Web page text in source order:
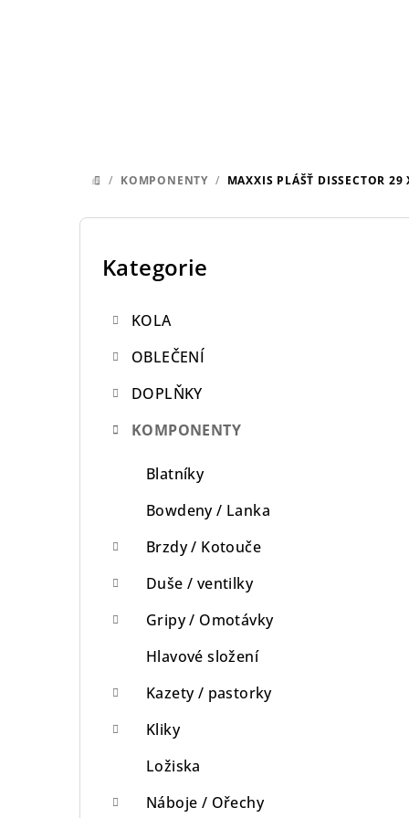
DOMŮ
/ KOMPONENTY / MAXXIS PLÁŠŤ DISSECTOR
P
Přeskočit
kategorie
Kategorie
KOLA
OBLEČENÍ
DOPLŇKY
KOMPONENTY
Blatníky
Bowdeny / Lanka
Brzdy / Kotouče
Duše / ventilky
Gripy / Omotávky
Hlavové složení
Kazety / pastorky
Kliky
Ložiska
Náboje / Ořechy